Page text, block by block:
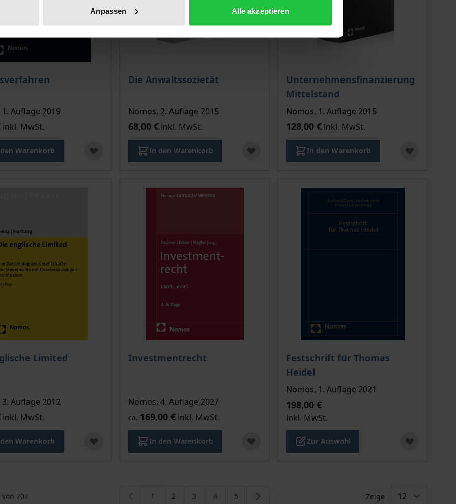
Anpassen Alle akzeptieren
Auflage 2019
inkl. MwSt.
Warenkorb
Die Anwaltssozietät
Nomos, 2. Auflage 2015
68,00 € inkl. MwSt.
In den Warenkorb
Unternehmensfinanzierung
Mittelstand
Nomos, 1. Auflage 2015
128,00 € inkl. MwSt.
In den Warenkorb
Limited
Auflage 2012
inkl. MwSt.
Warenkorb
Investmentrecht
Nomos, 4. Auflage 2027
ca. 169,00 € inkl. MwSt.
In den Warenkorb
Festschrift für Thomas
Heidel
Der Preis dieses Titels richtet sich nach
Nomos, 1. Auflage 2021
198,00 €
inkl. MwSt.
Zur Auswahl
von 707 Sie lesen gerade die Seite
1 Seite
2 Seite
3 Seite
4 Seite
5 Zeige